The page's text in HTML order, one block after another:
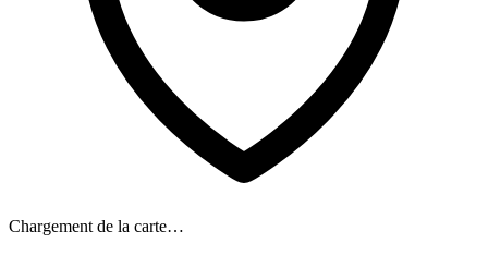
Chargement de la carte…